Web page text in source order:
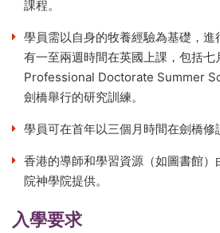
課程。
學員需以自身的牧養經驗為基礎，
有一至兩週時間在英國上課，包括
Professional Doctorate Summer
劍橋舉行的研究訓練。
學員可在首年以三個月時間在劍橋修
香港的導師和學習資源（如圖書館
院神學院提供。
入學要求